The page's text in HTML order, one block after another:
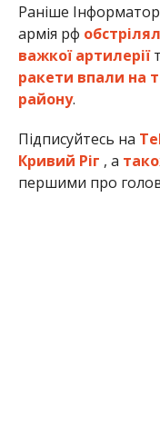
Раніше
армія рф
важкої артилерії
ракети впали на
району.
Підписуйтесь на
Кривий Ріг , а
першими про